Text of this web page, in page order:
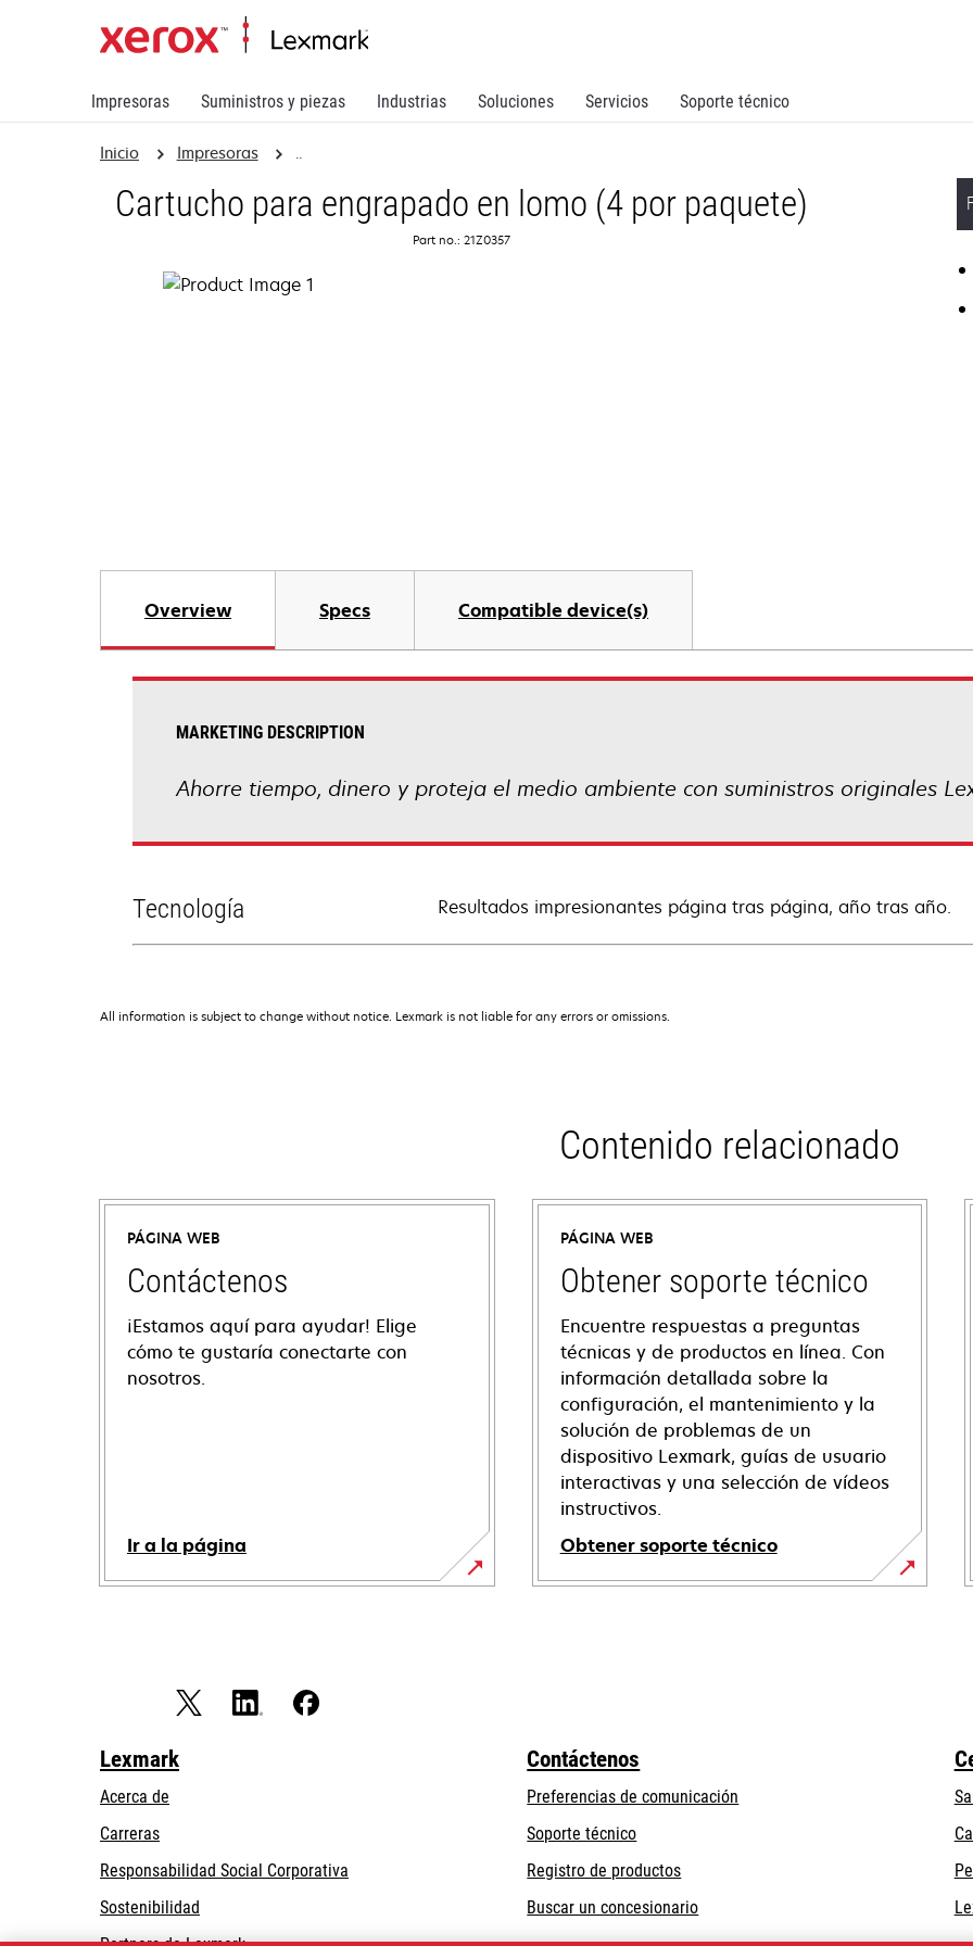
Impresoras Suministros y piezas Industrias Soluciones Servicios Soporte técnico
Inicio Impresoras ..
Cartucho para engrapado en lomo (4 por paquete)
Part no.: 21Z0357
Overview Specs Compatible device(s)
MARKETING DESCRIPTION
Ahorre tiempo, dinero y proteja el medio ambiente con suministros originales
Tecnología Resultados impresionantes página tras página, año tras año.
All information is subject to change without notice. Lexmark is not liable for any errors or omissions.
Contenido relacionado
PÁGINA WEB
Contáctenos
¡Estamos aquí para ayudar! Elige
cómo te gustaría conectarte con
nosotros.
Ir a la página
PÁGINA WEB
Obtener soporte técnico
Encuentre respuestas a preguntas
técnicas y de productos en línea. Con
información detallada sobre la
configuración, el mantenimiento y la
solución de problemas de un
dispositivo Lexmark, guías de usuario
interactivas y una selección de vídeos
instructivos.
Obtener soporte técnico
opens
Lexmark
Acerca de
Carreras
Responsabilidad Social Corporativa
Sostenibilidad
Contáctenos
Preferencias de comunicación
Soporte técnicoopens
in
a
new
tab
Registro de productos
Buscar un concesionario